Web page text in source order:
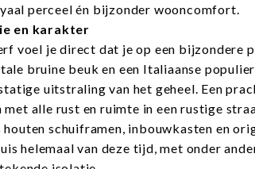
perceel én bijzonder wooncomfort.
en karakter
voel je direct dat je op een bijzondere
bruine beuk en een Italiaanse
uitstraling van het geheel. Een
met alle rust en ruimte in een rustige
houten schuiframen, inbouwkasten en
helemaal van deze tijd, met onder